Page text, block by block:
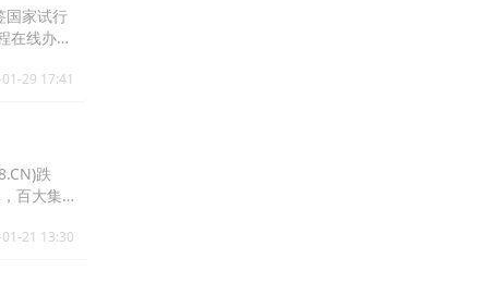
国家试行
在线办理
退税商
29 17:41
跌
百大集
21 13:30